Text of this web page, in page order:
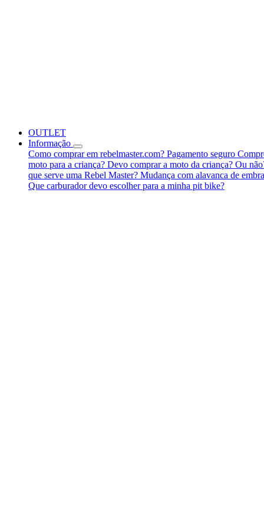
OUTLET
Informação
Como comprar em rebelmaster.com? Pagamento seguro
moto para a criança? Devo comprar a moto da criança? Ou
que serve uma Rebel Master? Mudança com alavanca de
Que carburador devo escolher para a minha pit bike?